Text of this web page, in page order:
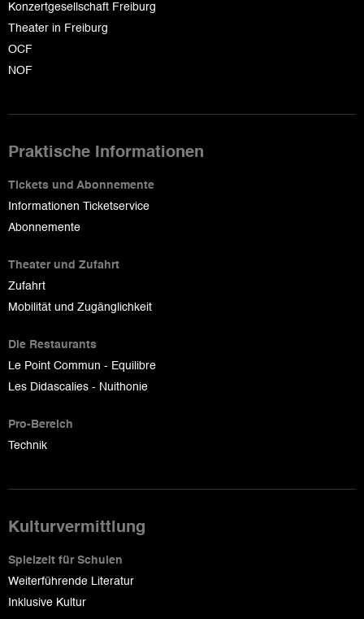
Konzertgesellschaft Freiburg
Theater in Freiburg
OCF
NOF
Praktische Informationen
Tickets und Abonnemente
Informationen Ticketservice
Abonnemente
Theater und Zufahrt
Zufahrt
Mobilität und Zugänglichkeit
Die Restaurants
Le Point Commun - Equilibre
Les Didascalies - Nuithonie
Pro-Bereich
Technik
Kulturvermittlung
Spielzeit für Schulen
Weiterführende Literatur
Inklusive Kultur